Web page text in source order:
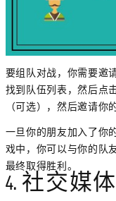
要组队对战，你需要邀
找到队伍列表，然后点
（可选），然后邀请你
一旦你的朋友加入了你
戏中，你可以与你的队
最终取得胜利。
4. 社交媒体